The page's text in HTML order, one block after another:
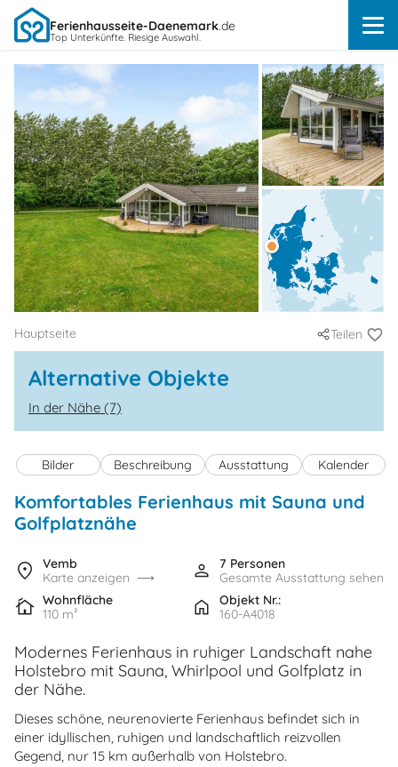
Ferienhausseite-Daenemark.de
Top Unterkünfte. Riesige Auswahl.
Hauptseite Teilen
Alternative Objekte
In der Nähe (7)
Bilder Beschreibung Ausstattung Kalender
Komfortables Ferienhaus mit Sauna und
Golfplatznähe
Vemb
Karte anzeigen
7 Personen
Gesamte Ausstattung sehen
Wohnfläche
110 m²
Objekt Nr.:
160-A4018
Modernes Ferienhaus in ruhiger Landschaft nahe
Holstebro mit Sauna, Whirlpool und Golfplatz in
der Nähe.
Dieses schöne, neurenovierte Ferienhaus befindet sich in
einer idyllischen, ruhigen und landschaftlich reizvollen
Gegend, nur 15 km außerhalb von Holstebro.